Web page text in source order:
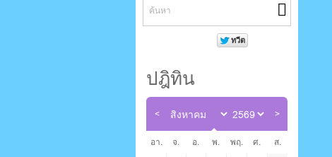
ปฎิทิน
อา. จ. อ. พ. พฤ. ศ.
ส.